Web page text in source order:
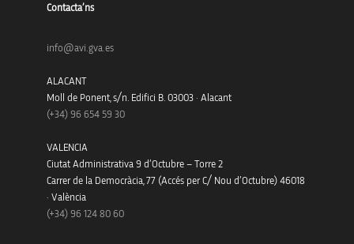
Contacta’ns
info@avi.gva.es
ALACANT
Moll de Ponent, s/n. Edifici B. 03003 · Alacant
(+34) 96 654 59 30
VALENCIA
Ciutat Administrativa 9 d’Octubre – Torre 2
Carrer de la Democràcia, 77 (Accés per C/ Nou d’Octubre) 46018
· València
(+34) 96 124 80 60